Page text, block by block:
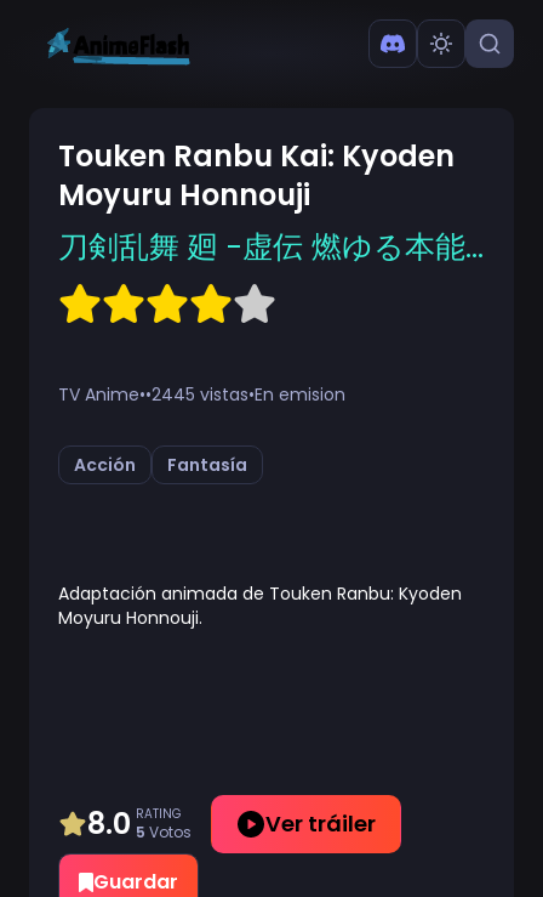
Touken Ranbu Kai: Kyoden
Moyuru Honnouji
刀剣乱舞 廻 -虚伝 燃ゆる本能寺-
TV Anime••2445 vistas•En emision
Acción Fantasía
Adaptación animada de Touken Ranbu: Kyoden
Moyuru Honnouji.
8.0 RATING
5 Votos Ver tráiler
Guardar